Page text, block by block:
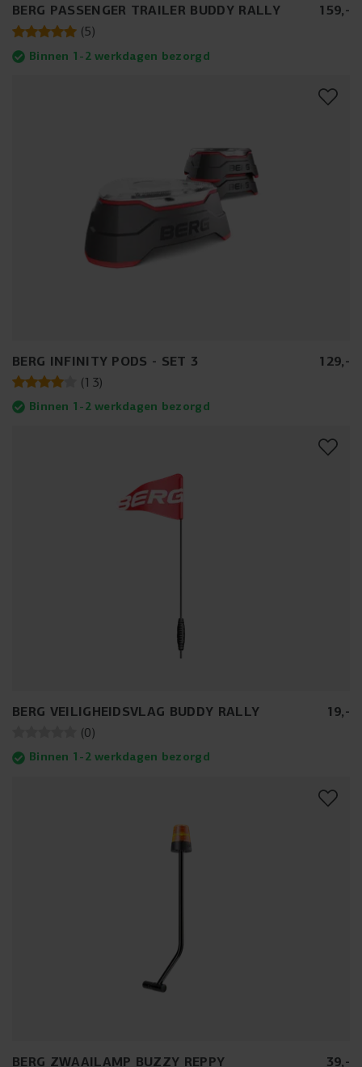
BERG PASSENGER TRAILER BUDDY RALLY 159,-
(5)
Binnen 1-2 werkdagen bezorgd
BERG INFINITY PODS - SET 3 129,-
(13)
Binnen 1-2 werkdagen bezorgd
BERG VEILIGHEIDSVLAG BUDDY RALLY 19,-
(0)
Binnen 1-2 werkdagen bezorgd
BERG ZWAAILAMP BUZZY REPPY 39,-